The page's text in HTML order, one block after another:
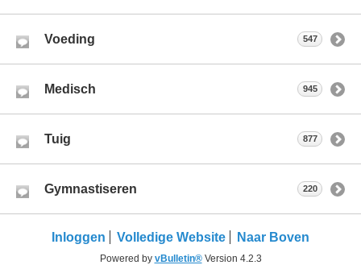
Voeding 547
Medisch 945
Tuig 877
Gymnastiseren 220
Inloggen Volledige Website Naar Boven
Powered by vBulletin®Version 4.2.3